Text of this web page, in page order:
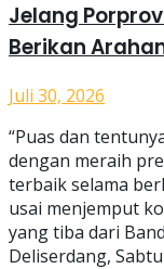
Jelang
Berikan
Juli 30, 2026
“Puas dan
dengan meraih
terbaik selama
usai menjemput
yang tiba dari
Deliserdang,